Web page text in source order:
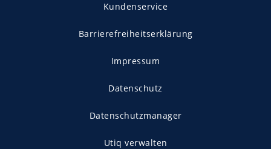
Kundenservice
Barrierefreiheitserklärung
Impressum
Datenschutz
Datenschutzmanager
Utiq verwalten